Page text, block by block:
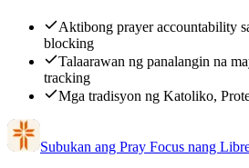
Aktibong prayer accountability
blocking
Talaarawan ng panalangin na
tracking
Mga tradisyon ng Katoliko,
Subukan ang Pray Focus nang